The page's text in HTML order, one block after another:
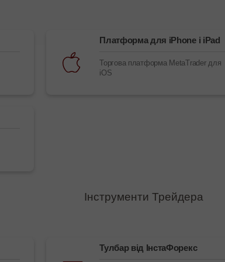
Платформа для iPhone і iPad
Торгова платформа MetaTrader для
iOS
Інструменти Трейдера
Тулбар від ІнстаФорекс